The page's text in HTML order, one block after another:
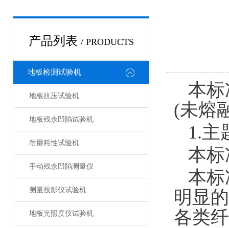
产品列表 / PRODUCTS
地板检测试验机
地板抗压试验机
地板残余凹陷试验机
耐磨耗性试验机
手动残余凹陷测量仪
测量投影仪试验机
地板光照度仪试验机
本标
(未熔
1.主
本
本
明显
各类